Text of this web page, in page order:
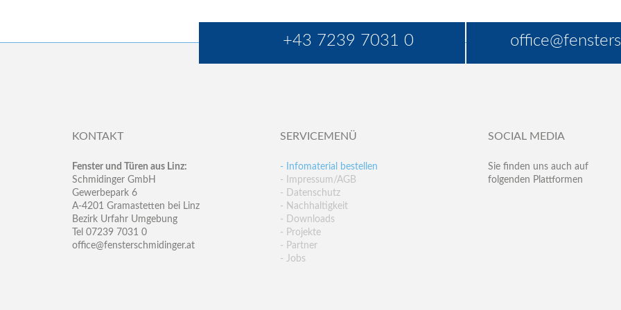
+43 7239 7031 0
KONTAKT
Fenster und Türen aus Linz:
Schmidinger GmbH
Gewerbepark 6
A-4201 Gramastetten bei Linz
Bezirk Urfahr Umgebung
Tel 07239 7031 0
office@fensterschmidinger.at
SERVICEMENÜ
- Infomaterial bestellen
- Impressum/AGB
- Datenschutz
- Nachhaltigkeit
- Downloads
- Projekte
- Partner
- Jobs
SOCIAL MEDIA
Sie finden uns auch auf
folgenden Plattformen